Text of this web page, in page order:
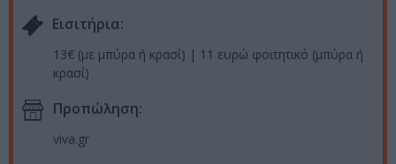
Eισιτήρια:
13€ (με μπύρα ή κρασί) | 11 ευρώ φοιτητικό (μπύρα ή
κρασί)
Προπώληση:
viva.gr